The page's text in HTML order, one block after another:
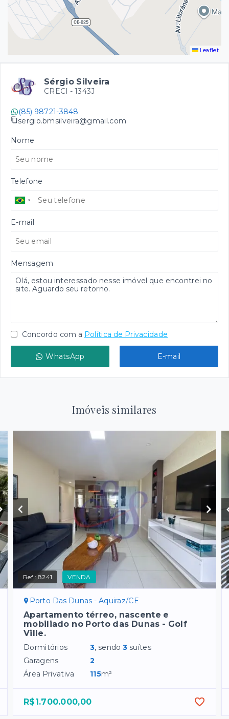
Leaflet
Sérgio Silveira
CRECI - 1343J
(85) 98721-3848
sergio.bmsilveira@gmail.com
Nome
Telefone
E-mail
Mensagem
Concordo com a Política de Privacidade
WhatsApp E-mail
Imóveis similares
Ref.:8241 VENDA
Porto Das Dunas - Aquiraz/CE
Apartamento térreo, nascente e
mobiliado no Porto das Dunas - Golf
Ville.
Dormitórios 3, sendo3 suítes
Garagens
2
Área Privativa
115m²
R$1.700.000,00